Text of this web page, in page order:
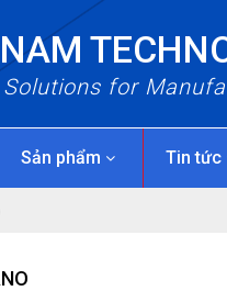
for
Sản phẩm Tin tức